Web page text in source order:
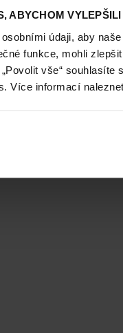
ABYCHOM
údaji, aby
funkce, mohli
vše“
Více informací